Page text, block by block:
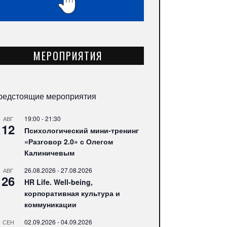
МЕРОПРИЯТИЯ
мероприятия
АВГ
12
19:00 -21:30
Психологический мини-тренинг
«Разговор 2.0» с Олегом
Калиничевым
АВГ
26
26.08.2026 -27.08.2026
HR Life. Well-being,
корпоративная культура и
коммуникации
СЕН 02.09.2026 -04.09.2026